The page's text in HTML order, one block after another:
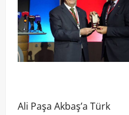
Ali Paşa Akbaş’a Türk